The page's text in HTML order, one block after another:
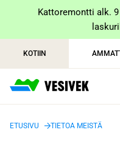
sisältöönKattoremontti alk.
KOTIIN
ETUSIVU TIETOA MEISTÄ